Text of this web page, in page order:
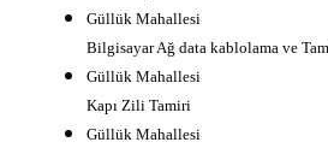
Güllük Mahallesi
Bilgisayar Ağ data kablolama ve
Güllük Mahallesi
Kapı Zili Tamiri
Güllük Mahallesi